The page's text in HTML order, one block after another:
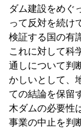
ダム建設をめぐ
って反対を続け
検証する国の有
これに対して科
通しについて判
かしいとして、
ての結論を保留
木ダムの必要性
事業の中止を判